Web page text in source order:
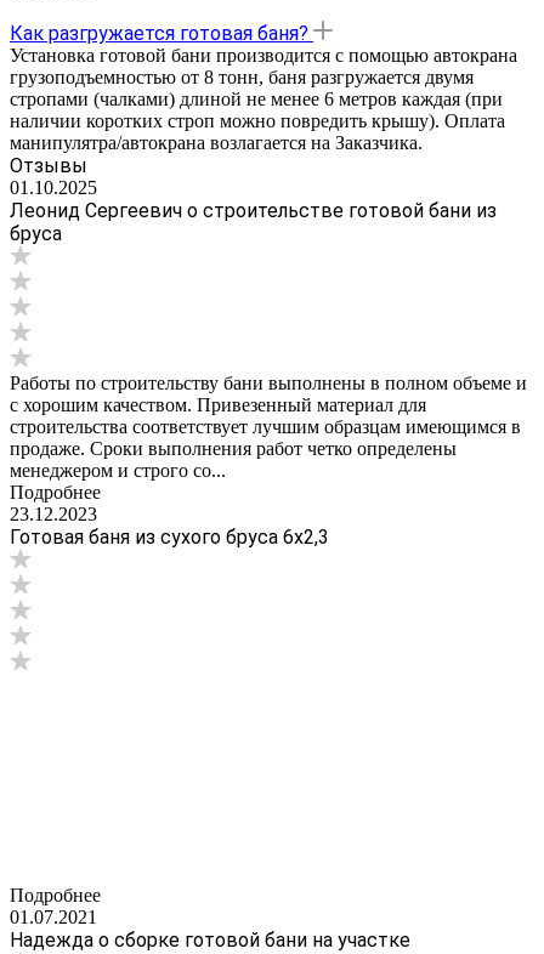
Как разгружается готовая баня?
Установка готовой бани производится с помощью автокрана
грузоподъемностью от 8 тонн, баня разгружается двумя
стропами (чалками) длиной не менее 6 метров каждая (при
наличии коротких строп можно повредить крышу). Оплата
манипулятра/автокрана возлагается на Заказчика.
Отзывы
01.10.2025
Леонид Сергеевич о строительстве готовой бани из
бруса
Работы по строительству бани выполнены в полном объеме и
с хорошим качеством. Привезенный материал для
строительства соответствует лучшим образцам имеющимся в
продаже. Сроки выполнения работ четко определены
менеджером и строго со...
Подробнее
23.12.2023
Готовая баня из сухого бруса 6х2,3
Подробнее
01.07.2021
Надежда о сборке готовой бани на участке